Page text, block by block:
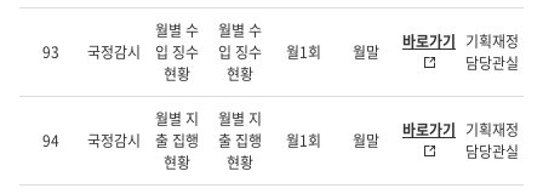
93 국정감시
월별 수
입 징수
현황
월별 수
입 징수
현황
월1회 월말 바로가기 기획재정
담당관실
94 국정감시
월별 지
출 집행
현황
월별 지
출 집행
현황
월1회 월말 바로가기 기획재정
담당관실